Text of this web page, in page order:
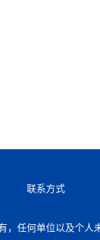
联系方式
，任何单位以及个人